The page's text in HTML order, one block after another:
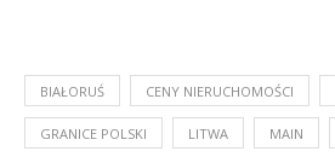
BIAŁORUŚ CENY NIERUCHOMOŚCI
GRANICE POLSKI LITWA MAIN